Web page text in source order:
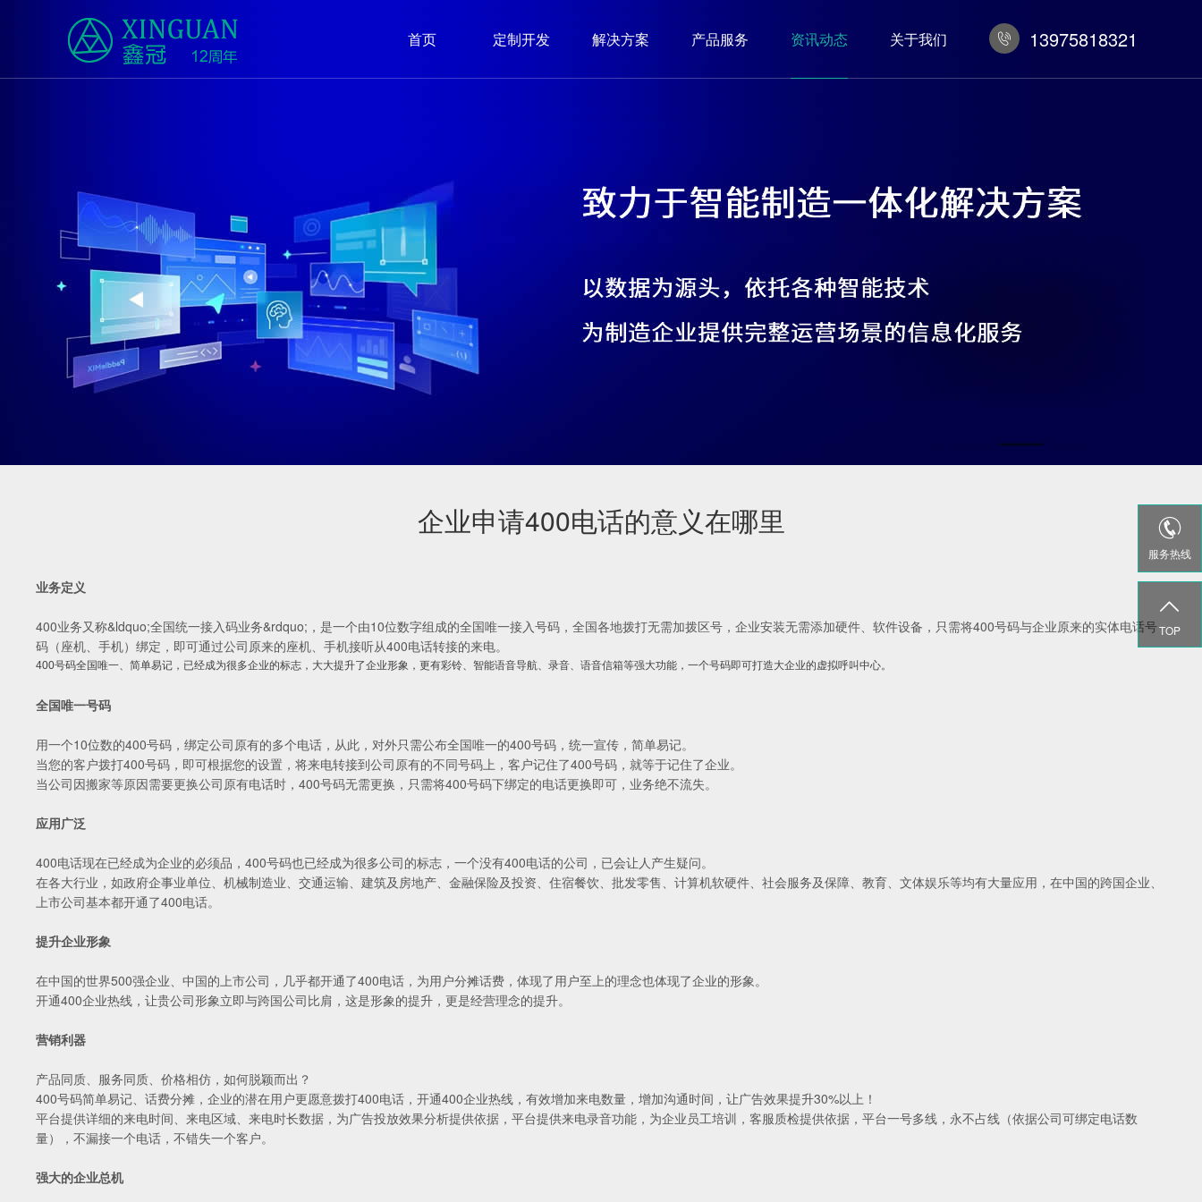
首页 定制开发 解决方案 产品服务 资讯动态 关于我们  13975818321

服务热线

TOP
企业申请400电话的意义在哪里
业务定义
400业务又称&ldquo;全国统一接入码业务&rdquo;，是一个由10位数字组成的全国唯一接入号码，全国各地拨打无需加拨区号，企业安装无需添加硬件、软件设备，只需将400号码与企业原来的实体电话号
码（座机、手机）绑定，即可通过公司原来的座机、手机接听从400电话转接的来电。
400号码全国唯一、简单易记，已经成为很多企业的标志，大大提升了企业形象，更有彩铃、智能语音导航、录音、语音信箱等强大功能，一个号码即可打造大企业的虚拟呼叫中心。
全国唯一号码
用一个10位数的400号码，绑定公司原有的多个电话，从此，对外只需公布全国唯一的400号码，统一宣传，简单易记。
当您的客户拨打400号码，即可根据您的设置，将来电转接到公司原有的不同号码上，客户记住了400号码，就等于记住了企业。
当公司因搬家等原因需要更换公司原有电话时，400号码无需更换，只需将400号码下绑定的电话更换即可，业务绝不流失。
应用广泛
400电话现在已经成为企业的必须品，400号码也已经成为很多公司的标志，一个没有400电话的公司，已会让人产生疑问。
在各大行业，如政府企事业单位、机械制造业、交通运输、建筑及房地产、金融保险及投资、住宿餐饮、批发零售、计算机软硬件、社会服务及保障、教育、文体娱乐等均有大量应用，在中国的跨国企业、
上市公司基本都开通了400电话。
提升企业形象
在中国的世界500强企业、中国的上市公司，几乎都开通了400电话，为用户分摊话费，体现了用户至上的理念也体现了企业的形象。
开通400企业热线，让贵公司形象立即与跨国公司比肩，这是形象的提升，更是经营理念的提升。
营销利器
产品同质、服务同质、价格相仿，如何脱颖而出？
400号码简单易记、话费分摊，企业的潜在用户更愿意拨打400电话，开通400企业热线，有效增加来电数量，增加沟通时间，让广告效果提升30%以上！
平台提供详细的来电时间、来电区域、来电时长数据，为广告投放效果分析提供依据，平台提供来电录音功能，为企业员工培训，客服质检提供依据，平台一号多线，永不占线（依据公司可绑定电话数
量），不漏接一个电话，不错失一个客户。
强大的企业总机